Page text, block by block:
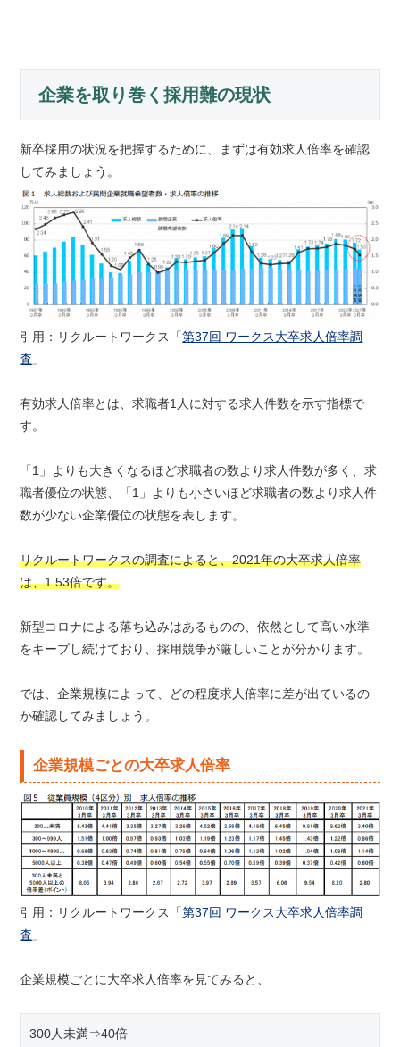
企業を取り巻く採用難の現状
新卒採用の状況を把握するために、まずは有効求人倍率を確認
してみましょう。
引用：リクルートワークス「第37回 ワークス大卒求人倍率調
査 」
有効求人倍率とは、求職者1人に対する求人件数を示す指標で
す。
「1」よりも大きくなるほど求職者の数より求人件数が多く、求
職者優位の状態、「1」よりも小さいほど求職者の数より求人件
数が少ない企業優位の状態を表します。
リクルートワークスの調査によると、2021年の大卒求人倍率
は、1.53倍です。
新型コロナによる落ち込みはあるものの、依然として高い水準
をキープし続けており、採用競争が厳しいことが分かります。
では、企業規模によって、どの程度求人倍率に差が出ているの
か確認してみましょう。
企業規模ごとの大卒求人倍率
引用：リクルートワークス「第37回 ワークス大卒求人倍率調
査 」
企業規模ごとに大卒求人倍率を見てみると、
300人未満⇒40倍